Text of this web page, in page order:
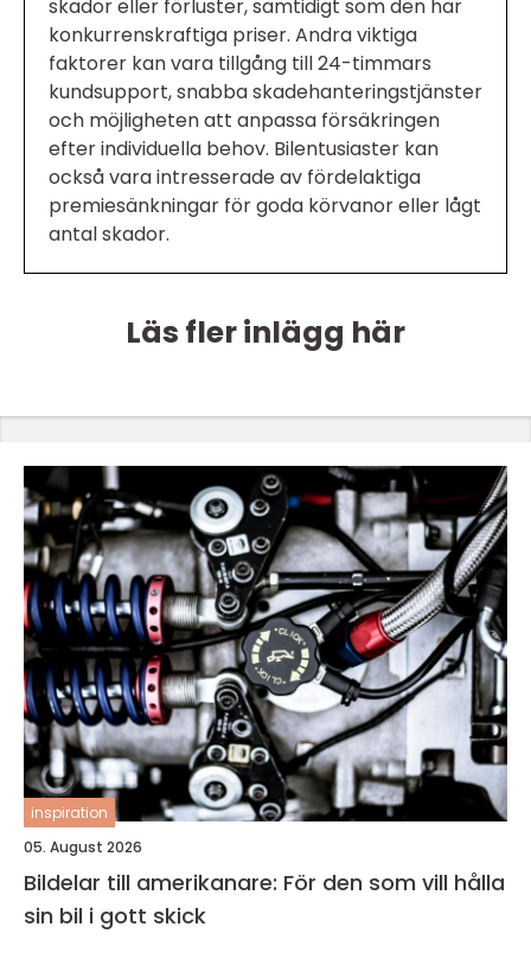
skador eller förluster, samtidigt som den har
konkurrenskraftiga priser. Andra viktiga
faktorer kan vara tillgång till 24-timmars
kundsupport, snabba skadehanteringstjänster
och möjligheten att anpassa försäkringen
efter individuella behov. Bilentusiaster kan
också vara intresserade av fördelaktiga
premiesänkningar för goda körvanor eller lågt
antal skador.
Läs fler inlägg här
inspiration
05. August 2026
Bildelar till amerikanare: För den som vill hålla
sin bil i gott skick